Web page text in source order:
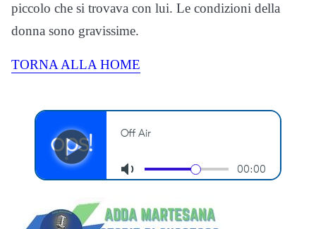
piccolo che si trovava con lui. Le condizioni della
donna sono gravissime.
TORNA ALLA HOME